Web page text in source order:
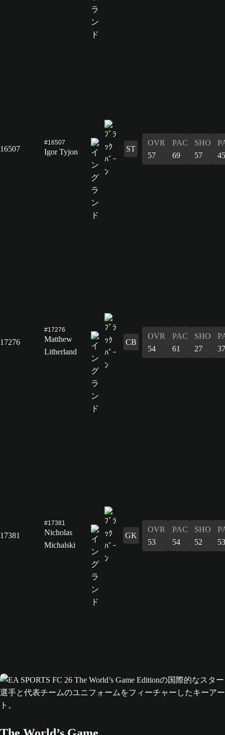
16507
#16507
Igor Tyjon ST
OVR
57
PAC
69
SHO
57
45
17276
#17276
Matthew
Litherland
CB
OVR
54
PAC
61
SHO
27
37
17381
#17381
Nicholas
Michalski
GK
OVR
53
PAC
54
SHO
52
53